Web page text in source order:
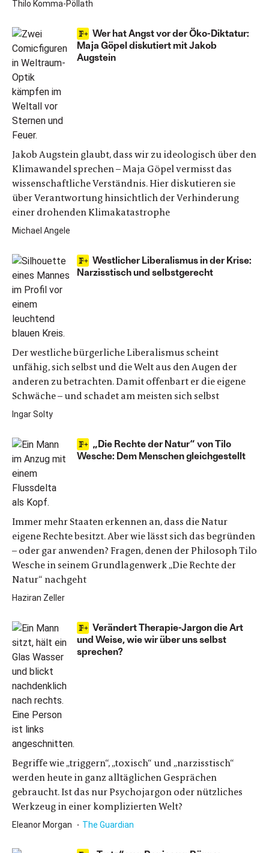
Thilo Komma-Pöllath
Wer hat Angst vor der Öko-Diktatur:
Maja Göpel diskutiert mit Jakob
Augstein
Jakob Augstein glaubt, dass wir zu ideologisch über den
Klimawandel sprechen – Maja Göpel vermisst das
wissenschaftliche Verständnis. Hier diskutieren sie
über Verantwortung hinsichtlich der Verhinderung
einer drohenden Klimakatastrophe
Michael Angele
Westlicher Liberalismus in der Krise:
Narzisstisch und selbstgerecht
Der westliche bürgerliche Liberalismus scheint
unfähig, sich selbst und die Welt aus den Augen der
anderen zu betrachten. Damit offenbart er die eigene
Schwäche – und schadet am meisten sich selbst
Ingar Solty
„Die Rechte der Natur“ von Tilo
Wesche: Dem Menschen gleichgestellt
Immer mehr Staaten erkennen an, dass die Natur
eigene Rechte besitzt. Aber wie lässt sich das begründen
– oder gar anwenden? Fragen, denen der Philosoph Tilo
Wesche in seinem Grundlagenwerk „Die Rechte der
Natur“ nachgeht
Haziran Zeller
Verändert Therapie-Jargon die Art
und Weise, wie wir über uns selbst
sprechen?
Begriffe wie „triggern“, „toxisch“ und „narzisstisch“
werden heute in ganz alltäglichen Gesprächen
gebraucht. Ist das nur Psychojargon oder nützliches
Werkzeug in einer komplizierten Welt?
Eleanor Morgan The Guardian